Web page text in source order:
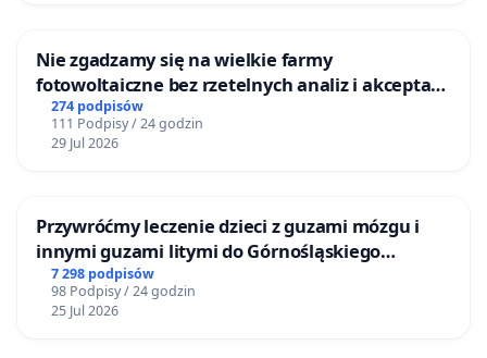
Nie zgadzamy się na wielkie farmy
fotowoltaiczne bez rzetelnych analiz i akceptacji
mieszkańców
274 podpisów
111 Podpisy / 24 godzin
29 Jul 2026
Przywróćmy leczenie dzieci z guzami mózgu i
innymi guzami litymi do Górnośląskiego
Centrum Zdrowia Dziecka w Katowicach
7 298 podpisów
98 Podpisy / 24 godzin
25 Jul 2026